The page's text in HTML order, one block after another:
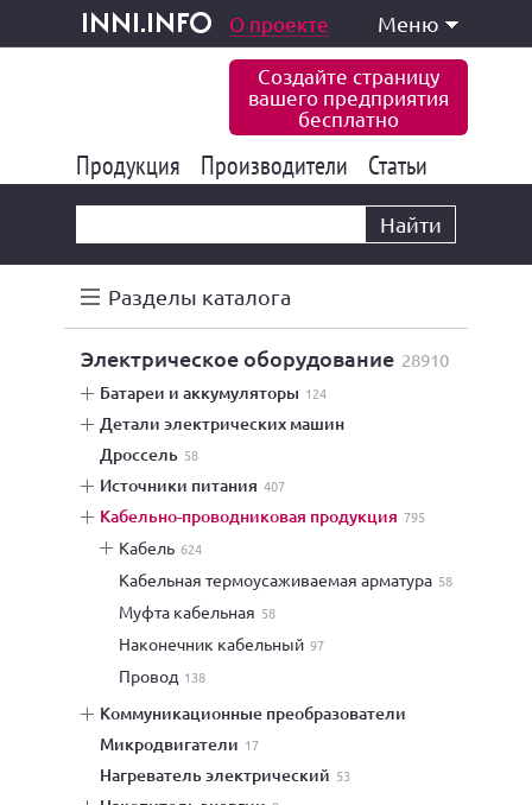
inni.info
и услуги О проекте Меню
Создайте страницу
вашего предприятия
бесплатно
Продукция 177 835
Производители 6 771
Статьи
Найти
Разделы каталога
электрическое оборудование 28910
батареи и аккумуляторы 124
детали электрических машин
дроссель 58
источники питания 407
кабельно-проводниковая продукция 795
кабель 624
кабельная термоусаживаемая арматура 58
муфта кабельная 58
наконечник кабельный 97
провод 138
коммуникационные преобразователи
микродвигатели 17
нагреватель электрический 53